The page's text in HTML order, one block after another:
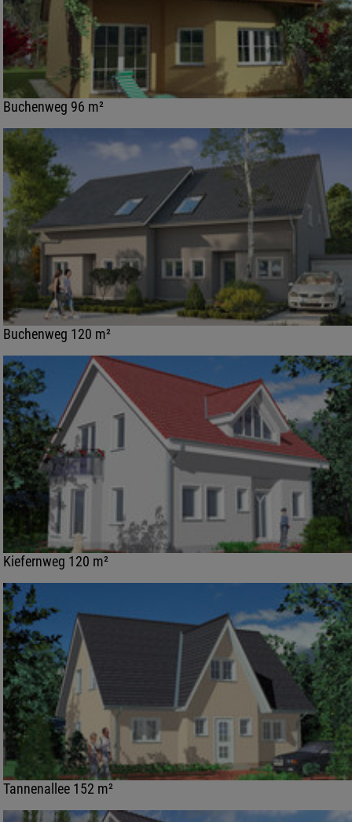
Buchenweg 96 m²
Buchenweg 120 m²
Kiefernweg 120 m²
Tannenallee 152 m²